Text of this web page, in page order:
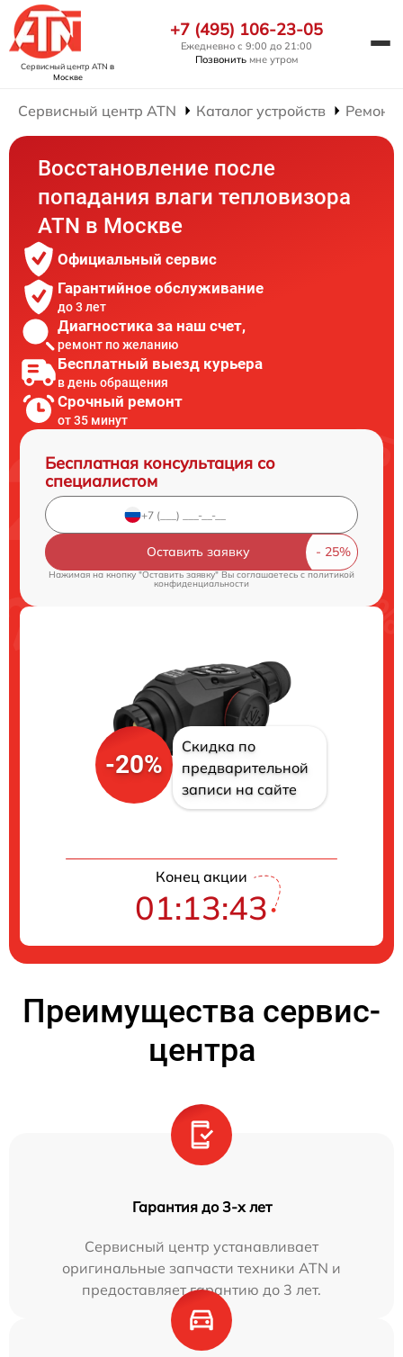
Сервисный центр ATN в
Москве
+7 (495) 106-23-05
Ежедневно с 9:00 до 21:00
Позвонить мне утром
Сервисный центр ATN Каталог устройств Ремонт
Восстановление после
попадания влаги тепловизора
ATN в Москве
Официальный сервис
Гарантийное обслуживание
до 3 лет
Диагностика за наш счет,
ремонт по желанию
Бесплатный выезд курьера
в день обращения
Срочный ремонт
от 35 минут
Бесплатная консультация со
специалистом
Оставить заявку
Нажимая на кнопку "Оставить заявку" Вы соглашаетесь cполитикой
конфиденциальности
-20%
Скидка по
предварительной
записи на сайте
Конец акции
01:13:42
Преимущества сервис-
центра
Гарантия до 3-х лет
Сервисный центр устанавливает
оригинальные запчасти техники ATN и
предоставляет гарантию до 3 лет.